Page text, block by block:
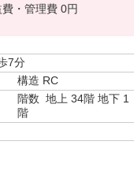
・管理費 0円
7分
構造 RC
階数 地上 34階 地下 1
階